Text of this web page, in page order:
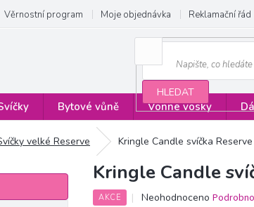
Věrnostní program Moje objednávka Reklamační řád
HLEDAT
Bytové vůně Vonné vosky
velké Reserve Kringle Candle svíčka
Kringle Candle
AKCE
Průměrné
Neohodnoceno